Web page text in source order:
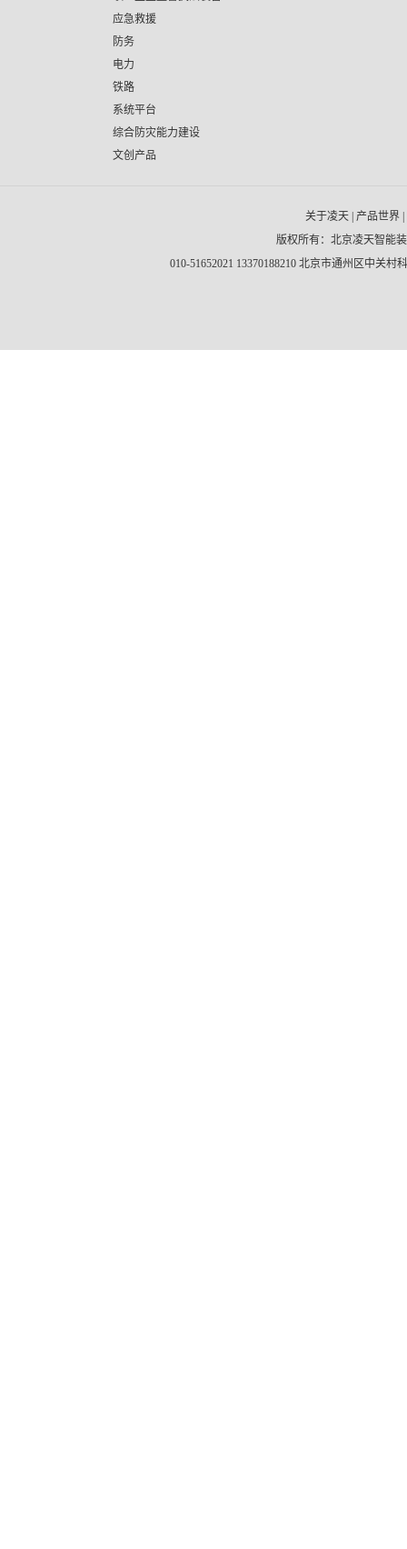
应急救援
防务
电力
铁路
系统平台
综合防灾能力建设
文创产品
关于凌天 产品世界
版权所有：北京凌天智能
010-51652021 13370188210 北京市通州区中关